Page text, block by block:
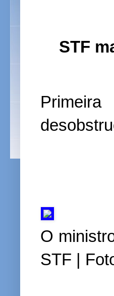
STF
O
STF |